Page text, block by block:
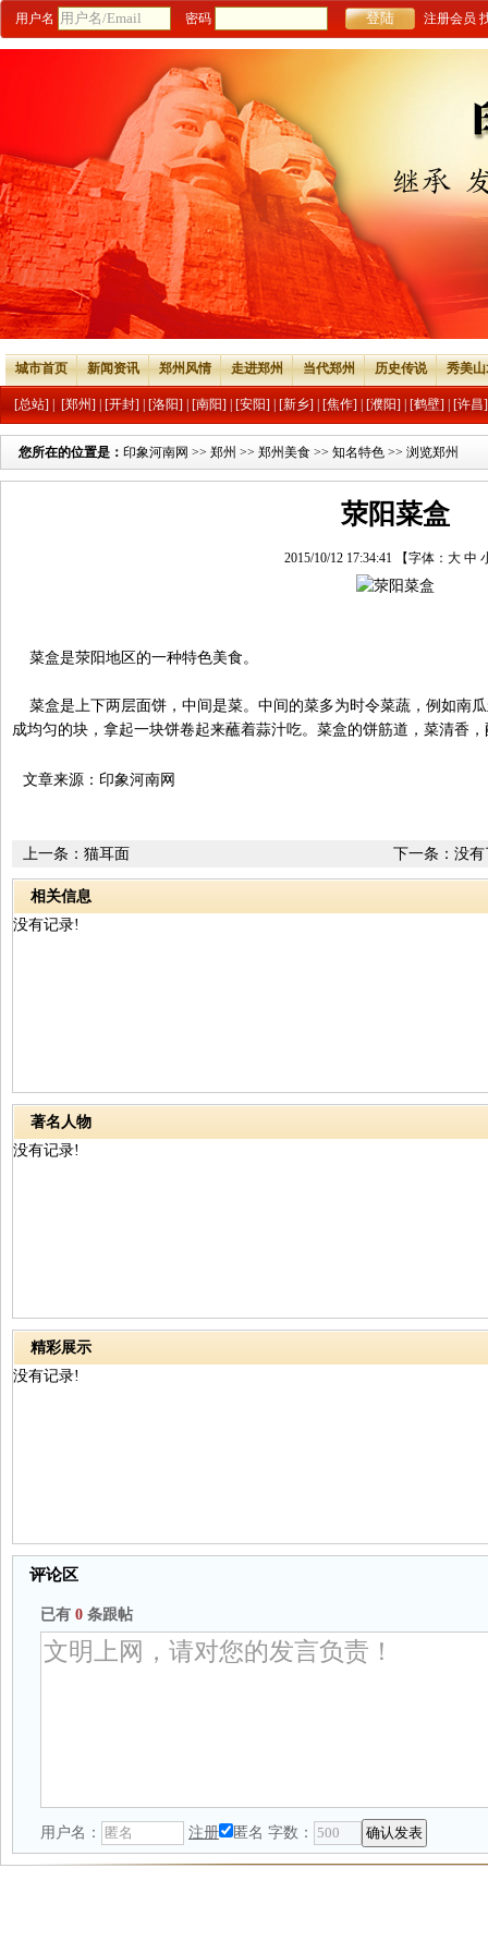
用户名 密码 注册会员
城市首页 新闻资讯 郑州风情 走进郑州 当代郑州 历史传说 秀美
[总站] [郑州] [开封] [洛阳] [南阳] [安阳] [新乡] [焦作] [濮阳] [鹤壁] [许昌]
您所在的位置是： 印象河南网 >> 郑州 >> 郑州美食 >> 知名特色 >> 浏览郑州
荥阳菜盒
2015/10/12 17:34:41 【字体： 大 中
菜盒是荥阳地区的一种特色美食。
菜盒是上下两层面饼，中间是菜。中间的菜多为时令菜蔬，例如南
成均匀的块，拿起一块饼卷起来蘸着蒜汁吃。菜盒的饼筋道，菜清香
文章来源：印象河南网
下一条：没有
上一条： 猫耳面
相关信息
没有记录!
著名人物
没有记录!
精彩展示
没有记录!
评论区
已有 0 条跟帖
用户名： 注册 匿名 字数：